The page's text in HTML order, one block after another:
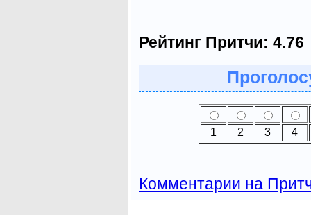
Рейтинг Притчи: 4.76
1 2 3 4
Комментарии на